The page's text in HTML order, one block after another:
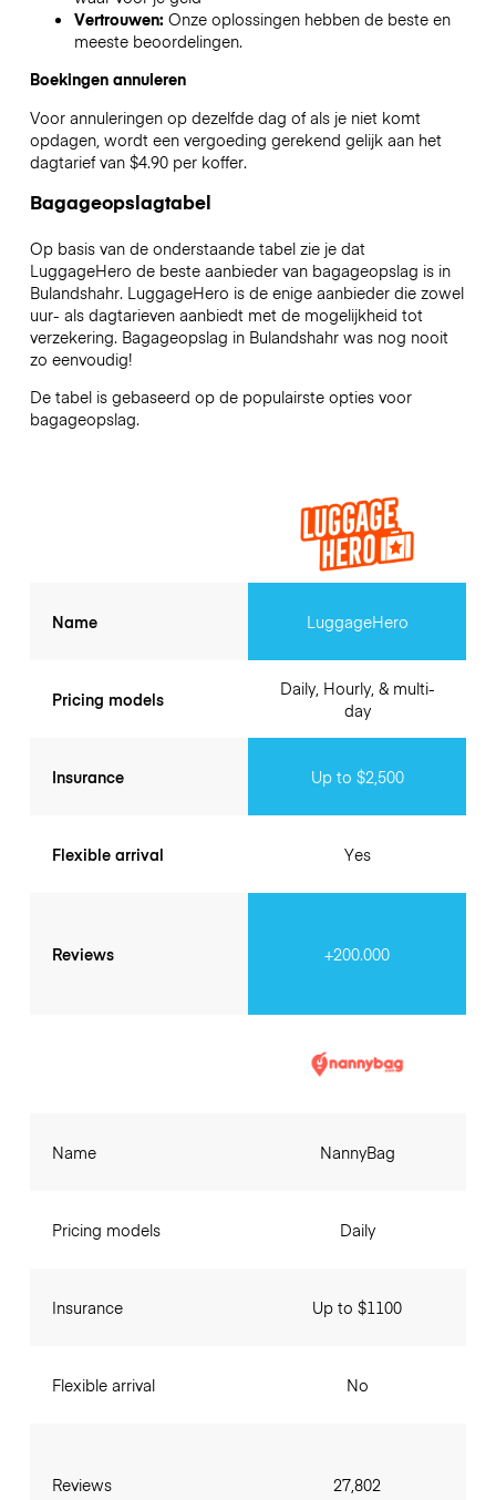
Vertrouwen: Onze oplossingen hebben de beste en
meeste beoordelingen.
Boekingen annuleren
Voor annuleringen op dezelfde dag of als je niet komt
opdagen, wordt een vergoeding gerekend gelijk aan het
dagtarief van $4.90 per koffer.
Bagageopslagtabel
Op basis van de onderstaande tabel zie je dat
LuggageHero de beste aanbieder van bagageopslag is in
Bulandshahr. LuggageHero is de enige aanbieder die zowel
uur- als dagtarieven aanbiedt met de mogelijkheid tot
verzekering. Bagageopslag in Bulandshahrwas nog nooit
zo eenvoudig!
De tabel is gebaseerd op de populairste opties voor
bagageopslag.
Name
Pricing models
Insurance
Flexible arrival
Reviews
LuggageHero
Daily, Hourly, & multi-
day
Up to $2,500
Yes
+200.000
Name
Pricing models
Insurance
Flexible arrival
Reviews
NannyBag
Daily
Up to $1100
No
27,802